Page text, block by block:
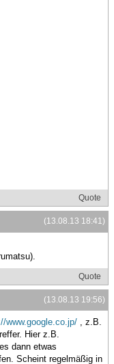
Quote
(13.08.13 18:41)
Quote
(13.08.13 19:56)
www.google.co.jp/ , z.B.
Hier z.B.
dann etwas
Scheint regelmäßig in